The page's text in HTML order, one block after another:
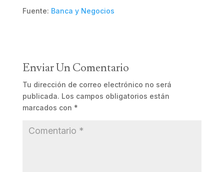
Fuente: Banca y Negocios
Enviar Un Comentario
Tu dirección de correo electrónico no será
publicada. Los campos obligatorios están
marcados con *